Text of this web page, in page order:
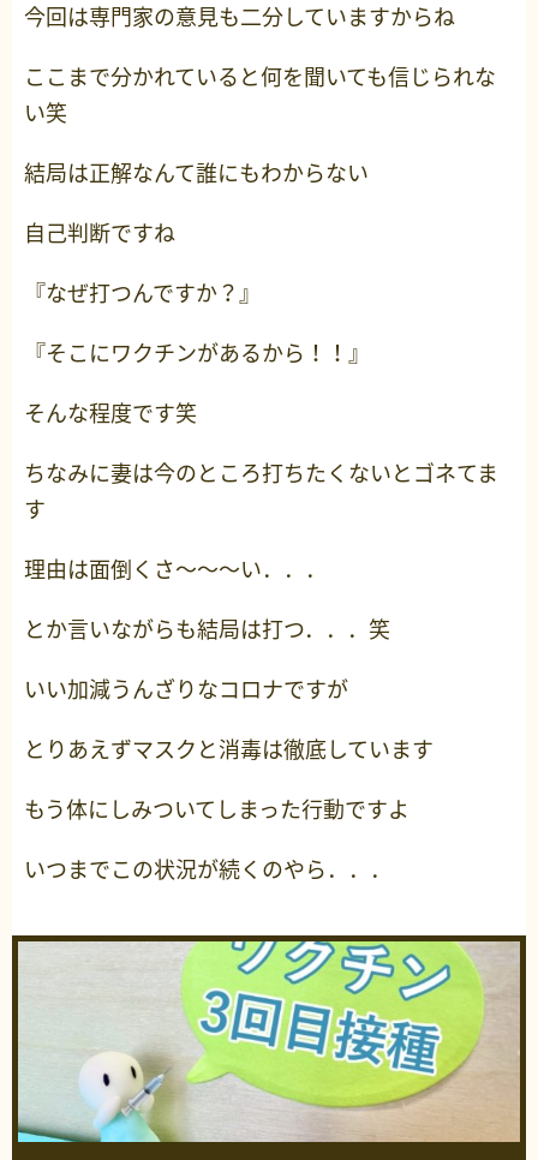
今回は専門家の意見も二分していますからね
ここまで分かれていると何を聞いても信じられな
い笑
結局は正解なんて誰にもわからない
自己判断ですね
『なぜ打つんですか？』
『そこにワクチンがあるから！！』
そんな程度です笑
ちなみに妻は今のところ打ちたくないとゴネてま
す
理由は面倒くさ～～～い．．．
とか言いながらも結局は打つ．．．笑
いい加減うんざりなコロナですが
とりあえずマスクと消毒は徹底しています
もう体にしみついてしまった行動ですよ
いつまでこの状況が続くのやら．．．